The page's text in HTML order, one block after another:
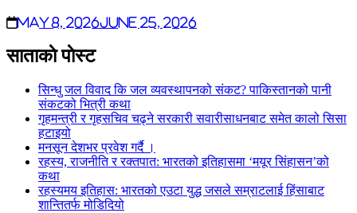
May 8, 2026June 25, 2026
साताकाे पाेस्ट
सिन्धु जल विवाद कि जल व्यवस्थापनको संकट? पाकिस्तानको पानी
संकटको भित्री कथा
गृहमन्त्री र गृहसचिव चढ्ने सरकारी सवारीसाधनबाट समेत कालो सिसा
हटाइयो
मनसून देशभर प्रवेश गर्दै ।
रहस्य, राजनीति र रक्तपात: भारतको इतिहासमा ‘मयूर सिंहासन’को
कथा
रहस्यमय इतिहास: भारतको एउटा युद्ध जसले सम्राटलाई हिंसाबाट
शान्तितर्फ मोडिदियो